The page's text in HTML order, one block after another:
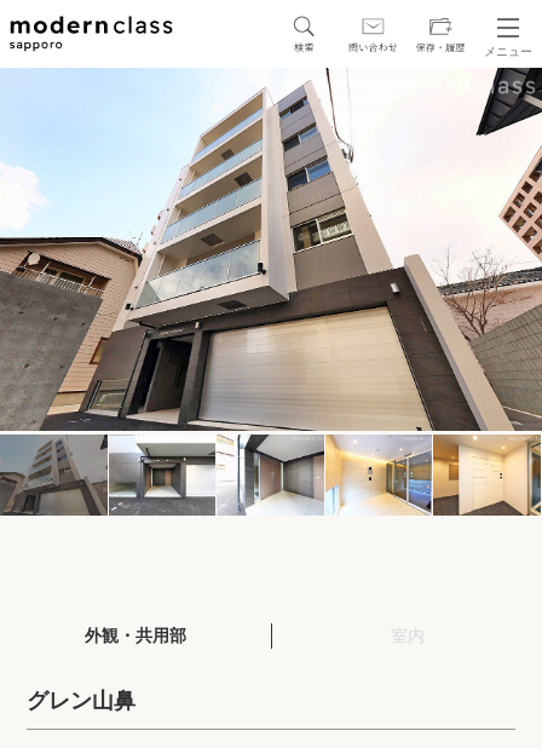
メニュー
SEARCH
地図から探す 駅・路線から探す
区から探す
人気エリアから探す
アクセスランキング
保存した検索条件
店舗紹介
外観・共用部 室内
グレン山鼻